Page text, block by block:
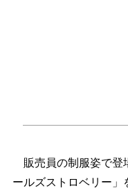
販売員の制服姿で登
ールズストロベリー」